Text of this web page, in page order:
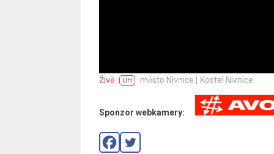
Živě UH město Nivnice | Kostel Nivnice
Sponzor webkamery: